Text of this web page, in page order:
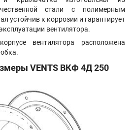
стали с полимерным
устойчив к коррозии и гарантирует
вентилятора.
вентилятора расположена
VENTS ВКФ 4Д 250